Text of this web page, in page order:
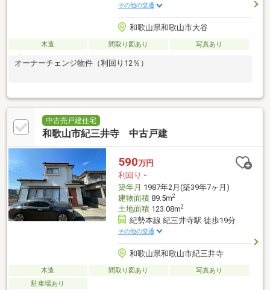
その他の交通
和歌山県和歌山市大谷
木造 間取り図あり 写真あり
オーナーチェンジ物件（利回り12％）
中古売戸建住宅
和歌山市紀三井寺 中古戸建
590万円
利回り -
築年月 1987年2月(築39年7ヶ月)
建物面積89.5m2
土地面積123.08m2
紀勢本線 紀三井寺駅 徒歩19分
その他の交通
和歌山県和歌山市紀三井寺
木造 間取り図あり
写真あり
駐車場あり